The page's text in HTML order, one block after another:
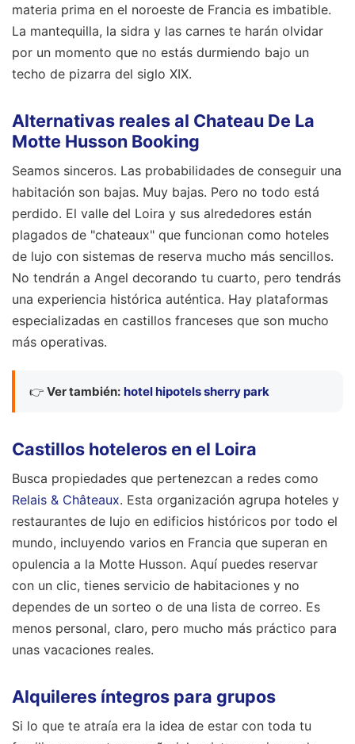
materia prima en el noroeste de Francia es imbatible.
La mantequilla, la sidra y las carnes te harán olvidar
por un momento que no estás durmiendo bajo un
techo de pizarra del siglo XIX.
Alternativas reales al Chateau De La
Motte Husson Booking
Seamos sinceros. Las probabilidades de conseguir una
habitación son bajas. Muy bajas. Pero no todo está
perdido. El valle del Loira y sus alrededores están
plagados de "chateaux" que funcionan como hoteles
de lujo con sistemas de reserva mucho más sencillos.
No tendrán a Angel decorando tu cuarto, pero tendrás
una experiencia histórica auténtica. Hay plataformas
especializadas en castillos franceses que son mucho
más operativas.
👉 Ver también: hotel hipotels sherry park
Castillos hoteleros en el Loira
Busca propiedades que pertenezcan a redes como
Relais & Châteaux. Esta organización agrupa hoteles y
restaurantes de lujo en edificios históricos por todo el
mundo, incluyendo varios en Francia que superan en
opulencia a la Motte Husson. Aquí puedes reservar
con un clic, tienes servicio de habitaciones y no
dependes de un sorteo o de una lista de correo. Es
menos personal, claro, pero mucho más práctico para
unas vacaciones reales.
Alquileres íntegros para grupos
Si lo que te atraía era la idea de estar con toda tu